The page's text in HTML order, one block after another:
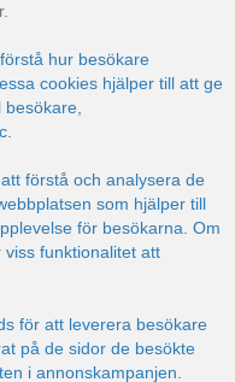
hur besökare
cookies hjälper till att ge
förstå och analysera de
som hjälper till
för besökarna. Om
funktionalitet att
för att leverera besökare
på de sidor de besökte
i annonskampanjen.